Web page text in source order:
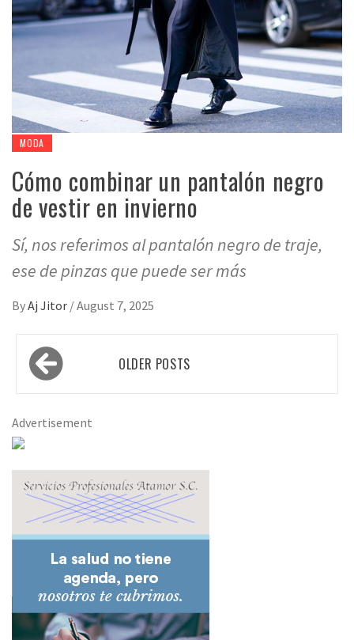
MODA
Cómo combinar un pantalón negro
de vestir en invierno
Sí, nos referimos al pantalón negro de traje,
ese de pinzas que puede ser más
ByAj Jitor /August 7, 2025
Posts
navigation OLDER POSTS
Advertisement